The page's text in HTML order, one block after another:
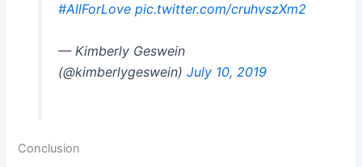
#AllForLove pic.twitter.com/cruhvszXm2
— Kimberly Geswein
(@kimberlygeswein) July 10, 2019
Conclusion